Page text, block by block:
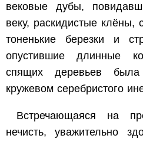
вековые дубы,
веку, раскидистые клёны,
тоненькие березки и
опустившие длинные
спящих деревьев
кружевом серебристого
Встречающаяся на
нечисть, уважительно